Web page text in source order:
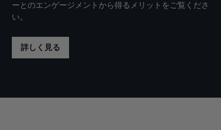
ーとのエンゲージメントから得るメリットをご覧くださ
い。
詳しく見る